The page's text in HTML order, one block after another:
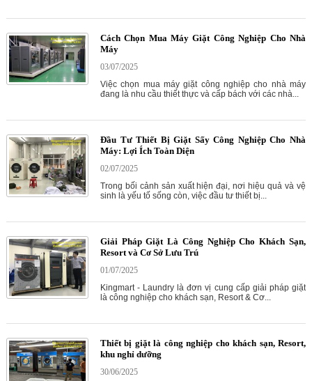
Cách Chọn Mua Máy Giặt Công Nghiệp Cho Nhà
Máy
03/07/2025
Việc chọn mua máy giặt công nghiệp cho nhà máy
đang là nhu cầu thiết thực và cấp bách với các nhà...
Đầu Tư Thiết Bị Giặt Sấy Công Nghiệp Cho Nhà
Máy: Lợi Ích Toàn Diện
02/07/2025
Trong bối cảnh sản xuất hiện đại, nơi hiệu quả và vệ
sinh là yếu tố sống còn, việc đầu tư thiết bị...
Giải Pháp Giặt Là Công Nghiệp Cho Khách Sạn,
Resort và Cơ Sở Lưu Trú
01/07/2025
Kingmart - Laundry là đơn vị cung cấp giải pháp giặt
là công nghiệp cho khách sạn, Resort & Cơ...
Thiết bị giặt là công nghiệp cho khách sạn, Resort,
khu nghỉ dưỡng
30/06/2025